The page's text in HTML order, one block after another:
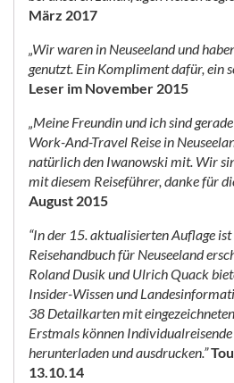
März 2017
„Wir waren in Neuseeland und
genutzt. Ein Kompliment dafür, ein
Leser im November 2015
„Meine Freundin und ich sind
Work-And-Travel Reise in
natürlich den Iwanowski mit. Wir
mit diesem Reiseführer, danke für
August 2015
“In der 15. aktualisierten Auflage ist
Reisehandbuch für Neuseeland
Roland Dusik und Ulrich Quack
Insider-Wissen und
38 Detailkarten mit
Erstmals können
herunterladen und ausdrucken.”
13.10.14